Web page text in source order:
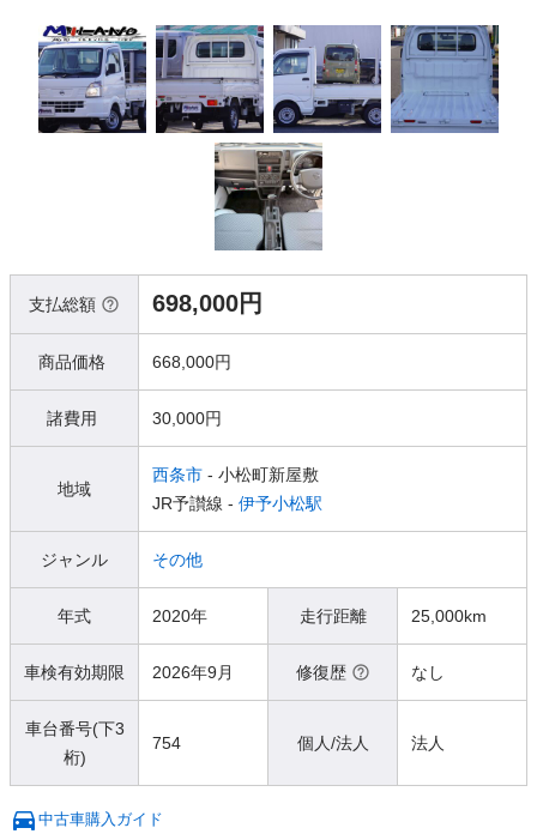
支払総額 698,000円
商品価格 668,000円
諸費用 30,000円
地域
西条市 - 小松町新屋敷
JR予讃線 - 伊予小松駅
ジャンル その他
年式 2020年 走行距離 25,000km
車検有効期限 2026年9月 修復歴 なし
車台番号(下3
桁)
754 個人/法人 法人
中古車購入ガイド